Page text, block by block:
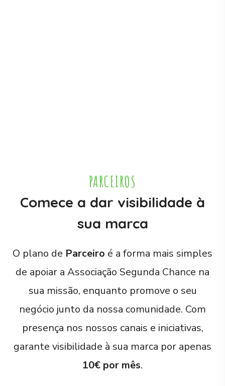
PARCEIROS
Comece a dar visibilidade à
sua marca
O plano de Parceiro é a forma mais simples
de apoiar a Associação Segunda Chance na
sua missão, enquanto promove o seu
negócio junto da nossa comunidade. Com
presença nos nossos canais e iniciativas,
garante visibilidade à sua marca por apenas
10€ por mês.